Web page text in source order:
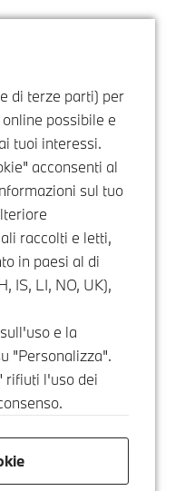
di terze parti) per
possibile e
tuoi interessi.
acconsenti al
sul tuo
raccolti e letti,
in paesi al di
IS, LI, NO, UK),
e la
"Personalizza".
rifiuti l'uso dei